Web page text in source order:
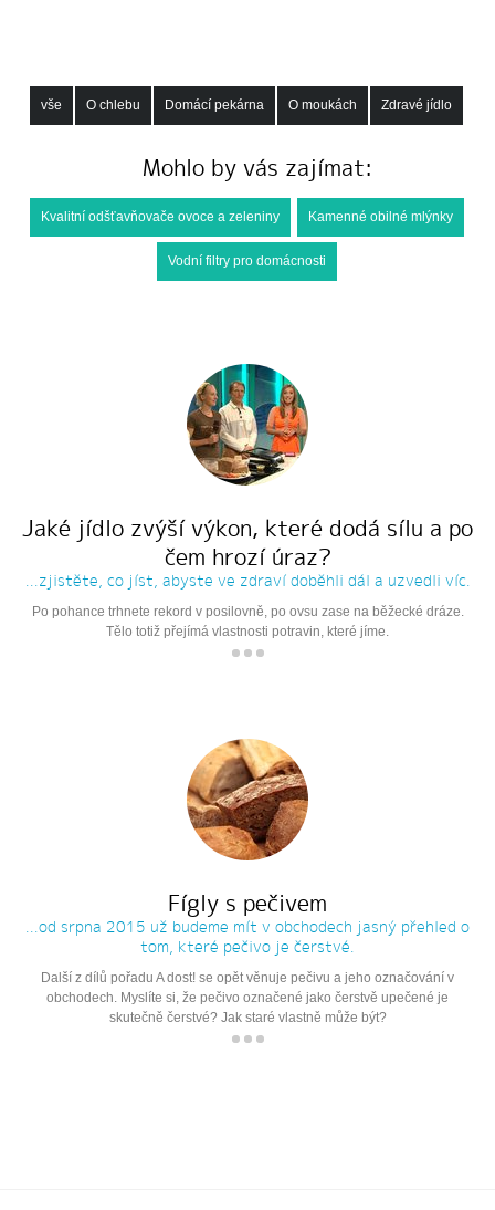
vše O chlebu Domácí pekárna O moukách Zdravé jídlo
Mohlo by vás zajímat:
Kvalitní odšťavňovače ovoce a zeleniny Kamenné obilné mlýnky
Vodní filtry pro domácnosti
Jaké jídlo zvýší výkon, které dodá sílu a po
čem hrozí úraz?
...zjistěte, co jíst, abyste ve zdraví doběhli dál a uzvedli víc.
Po pohance trhnete rekord v posilovně, po ovsu zase na běžecké dráze.
Tělo totiž přejímá vlastnosti potravin, které jíme.
Fígly s pečivem
...od srpna 2015 už budeme mít v obchodech jasný přehled o
tom, které pečivo je čerstvé.
Další z dílů pořadu A dost! se opět věnuje pečivu a jeho označování v
obchodech. Myslíte si, že pečivo označené jako čerstvě upečené je
skutečně čerstvé? Jak staré vlastně může být?